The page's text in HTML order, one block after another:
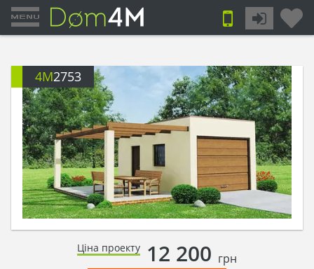
4M2753
Ціна проекту 12 200 грн